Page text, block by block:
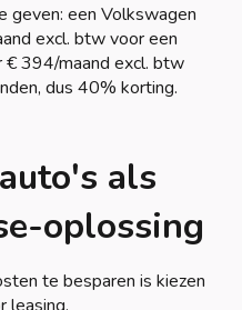
geven: een Volkswagen
excl. btw voor een
€ 394/maand excl. btw
dus 40% korting.
als
oplossing
te besparen is kiezen
leasing.